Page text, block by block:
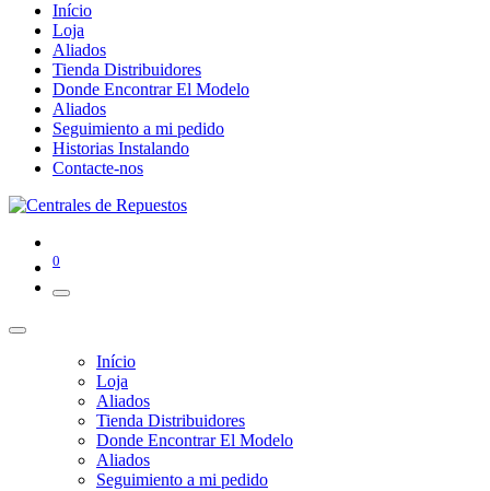
Início
Loja
Aliados
Tienda Distribuidores
Donde Encontrar El Modelo
Aliados
Seguimiento a mi pedido
Historias Instalando
Contacte-nos
0
Início
Loja
Aliados
Tienda Distribuidores
Donde Encontrar El Modelo
Aliados
Seguimiento a mi pedido